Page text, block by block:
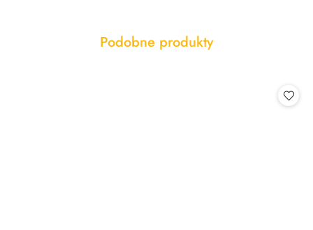
Pomiń karuzelę produktów
Produkty
Podobne produkty